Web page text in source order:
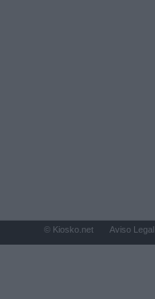
© Kiosko.net Aviso Legal